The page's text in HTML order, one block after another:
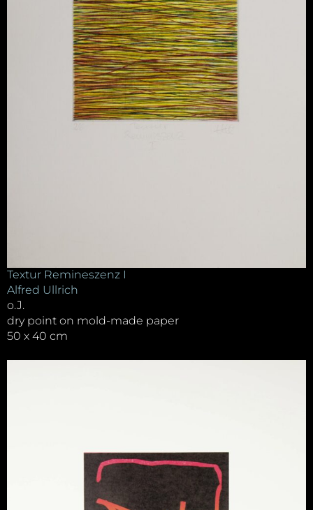
Textur Remineszenz I
Alfred Ullrich
o.J.
dry point on mold-made paper
50 x 40 cm